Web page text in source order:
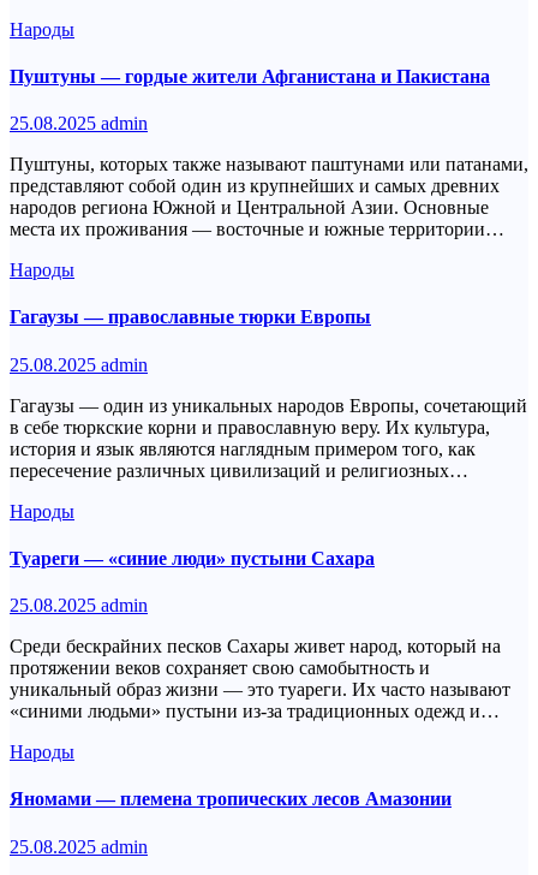
Народы
Пуштуны — гордые жители Афганистана и Пакистана
25.08.2025 admin
Пуштуны, которых также называют паштунами или патанами,
представляют собой один из крупнейших и самых древних
народов региона Южной и Центральной Азии. Основные
места их проживания — восточные и южные территории…
Народы
Гагаузы — православные тюрки Европы
25.08.2025 admin
Гагаузы — один из уникальных народов Европы, сочетающий
в себе тюркские корни и православную веру. Их культура,
история и язык являются наглядным примером того, как
пересечение различных цивилизаций и религиозных…
Народы
Туареги — «синие люди» пустыни Сахара
25.08.2025 admin
Среди бескрайних песков Сахары живет народ, который на
протяжении веков сохраняет свою самобытность и
уникальный образ жизни — это туареги. Их часто называют
«синими людьми» пустыни из-за традиционных одежд и…
Народы
Яномами — племена тропических лесов Амазонии
25.08.2025 admin